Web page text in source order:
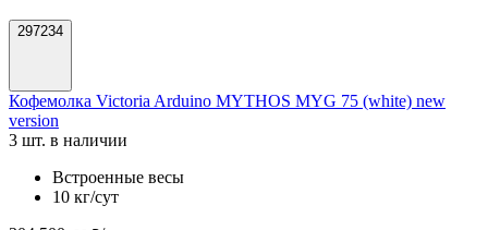
297234
Кофемолка Victoria Arduino MYTHOS MYG 75 (white) new
version
3 шт. в наличии
Встроенные весы
10 кг/сут